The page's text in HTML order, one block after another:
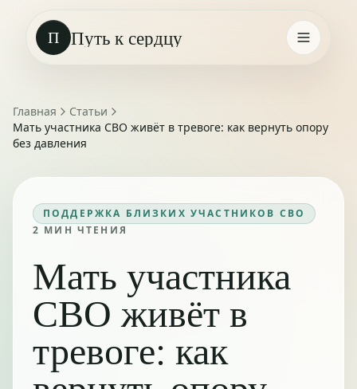
П Путь к сердцу
Главная
Статьи
Мать участника СВО живёт в тревоге: как вернуть опору
без давления
ПОДДЕРЖКА БЛИЗКИХ УЧАСТНИКОВ СВО
2 МИН ЧТЕНИЯ
Мать участника
СВО живёт в
тревоге: как